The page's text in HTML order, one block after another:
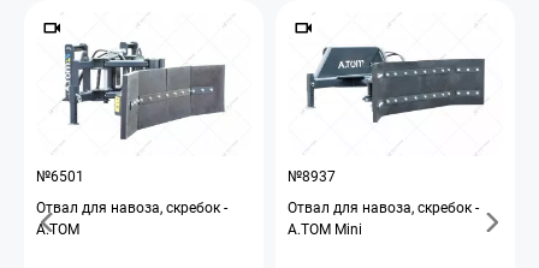
№6501
Отвал для навоза, скребок -
A.TOM
№8937
Отвал для навоза, скребок -
A.TOM Mini